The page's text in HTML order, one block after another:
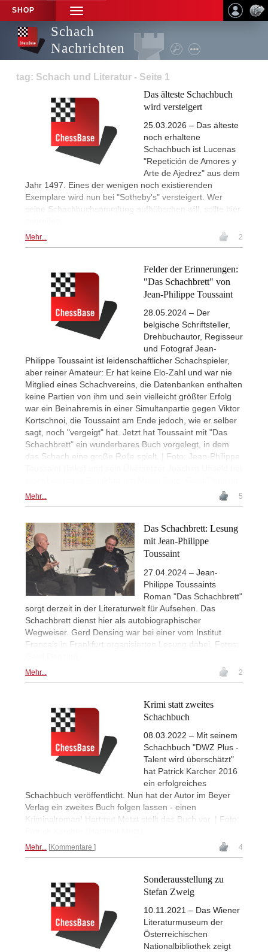
SHOP
TOGGLE
NAVIGATION
Schach
Nachrichten
tag: Schach und Literatur - Seite 1
Das älteste Schachbuch
wird versteigert
25.03.2026 – Das älteste
noch erhaltene
Schachbuch ist Lucenas
"Repetición de Amores y
Arte de Ajedrez" aus dem
Jahr 1497. Eines der wenigen noch existierenden
Exemplare wird nun bei "Sotheby's" versteigert. Wer
seine Schachbuchsammlung aufhübschen will, sollte hier
Mehr... 2
Felder der Erinnerungen:
"Das Schachbrett" von
Jean-Philippe Toussaint
28.05.2024 – Der
belgische Schriftsteller,
Drehbuchautor, Regisseur
und Fotograf Jean-
Philippe Toussaint ist leidenschaftlicher Schachspieler,
aber reiner Amateur: Er hat keine Elo-Zahl und war nie
Mitglied eines Schachvereins, die Datenbanken enthalten
keine Partien von ihm und sein vielleicht größter Erfolg
war ein Beinahremis in einer Simultanpartie gegen Viktor
Kortschnoi, die Toussaint am Ende jedoch, wie er selber
sagt, noch "vergeigt" hat. Jetzt hat Toussaint mit "Das
Schachbrett" ein wunderbares Buch vorgelegt, in dem
das Schach eine große Rolle spielt. | Foto: Jean-Philippe
Mehr... 5
Das Schachbrett: Lesung
mit Jean-Philippe
Toussaint
27.04.2024 – Jean-
Philippe Toussaints
Roman "Das Schachbrett"
sorgt derzeit in der Literaturwelt für Aufsehen. Das
Schachbrett dienst hier als autobiographischer
Wegweiser. Gerd Densing war bei einer vom Institut
Francais in Frankfurt organisierten Lesung dabei. Fotos:
Mehr... 2
Krimi statt zweites
Schachbuch
08.03.2022 – Mit seinem
Schachbuch "DWZ Plus -
Talent wird überschätzt"
hat Patrick Karcher 2016
ein erfolgreiches
Schachbuch veröffentlicht. Nun hat der Autor im Beyer
Verlag ein zweites Buch folgen lassen - einen
Kriminalroman! Hartmut Metzt stellt das Buch vor. | Foto:
Mehr... Kommentare 4
Sonderausstellung zu
Stefan Zweig
10.11.2021 – Das Wiener
Literaturmuseum der
Österreichischen
Nationalbibliothek zeigt